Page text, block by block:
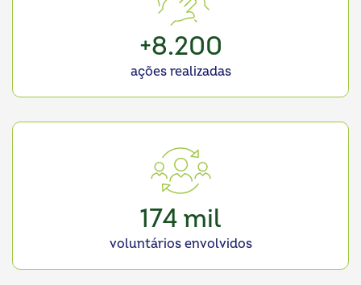
+8.200
ações realizadas
174 mil
voluntários envolvidos